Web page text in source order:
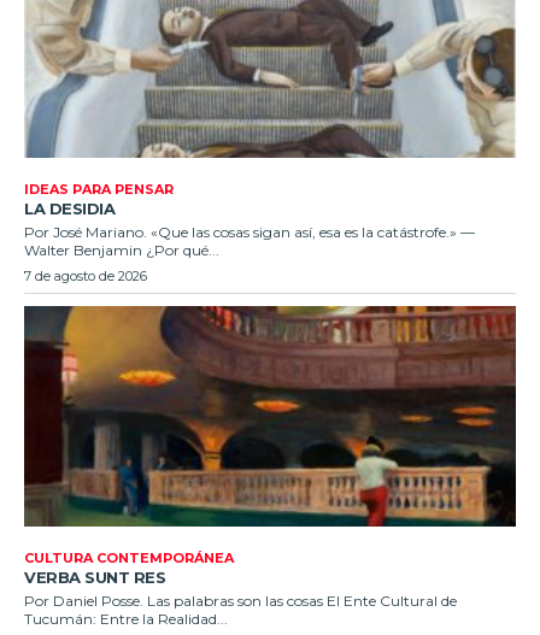
IDEAS PARA PENSAR
LA DESIDIA
Por José Mariano. «Que las cosas sigan así, esa es la catástrofe.» —
Walter Benjamin ¿Por qué...
7 de agosto de 2026
CULTURA CONTEMPORÁNEA
VERBA SUNT RES
Por Daniel Posse. Las palabras son las cosas El Ente Cultural de
Tucumán: Entre la Realidad...